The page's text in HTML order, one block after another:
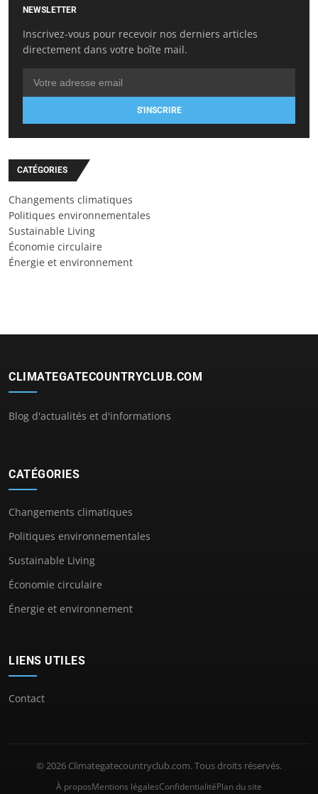
NEWSLETTER
Inscrivez-vous pour recevoir nos derniers articles
directement dans votre boîte mail.
S'INSCRIRE
CATÉGORIES
Changements climatiques
Politiques environnementales
Sustainable Living
Économie circulaire
Énergie et environnement
CLIMATEGATECOUNTRYCLUB.COM
Blog d'actualités et d'informations
CATÉGORIES
Changements climatiques
Politiques environnementales
Sustainable Living
Économie circulaire
Énergie et environnement
LIENS UTILES
Contact
© 2026 Climategatecountryclub.com. Tous droits réservés.
À proposMentions légalesConfidentialitéPlan du site